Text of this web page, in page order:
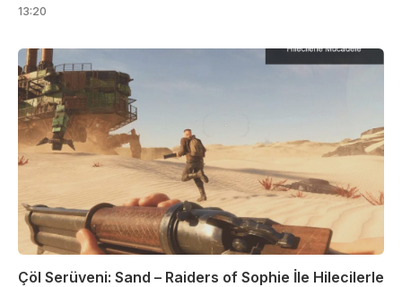
13:20
Çöl Serüveni: Sand – Raiders of Sophie İle Hilecilerle